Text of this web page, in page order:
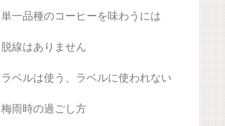
単一品種のコーヒーを味わうには
脱線はありません
ラベルは使う、ラベルに使われない
梅雨時の過ごし方